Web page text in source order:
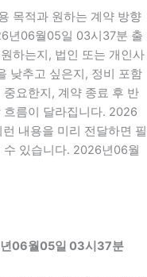
목적과 원하는 계약 방향
년06월05일 03시37분 출
하는지, 법인 또는 개인사
낮추고 싶은지, 정비 포함
요한지, 계약 종료 후 반
름이 달라집니다. 2026
내용을 미리 전달하면 필
수 있습니다. 2026년06월
년06월05일 03시37분